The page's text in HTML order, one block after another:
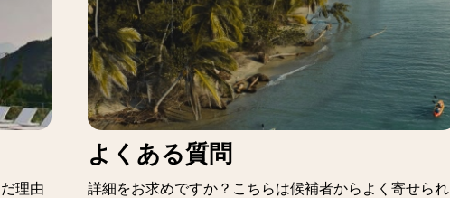
理由
よくある質問
詳細をお求めですか？こちらは候補者からよく寄せられ